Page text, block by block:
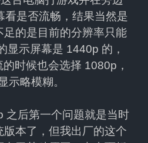
看是否流畅，结果当然是
的是目前的分辨率只能
显示屏幕是 1440p 的，
时候也会选择 1080p，
示略模糊。
之后第一个问题就是当时
版本了，但我出厂的这个